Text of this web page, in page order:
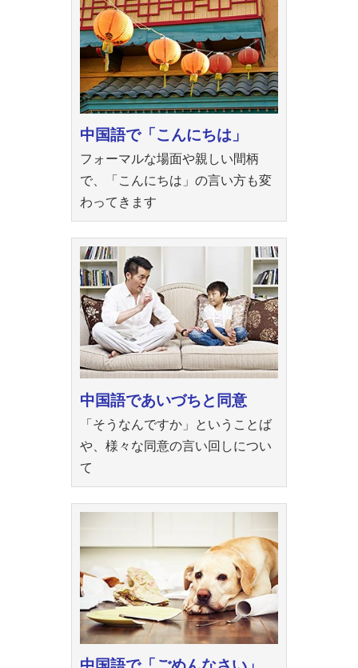
中国語で「こんにちは」
フォーマルな場面や親しい間柄
で、「こんにちは」の言い方も変
わってきます
中国語であいづちと同意
「そうなんですか」ということば
や、様々な同意の言い回しについ
て